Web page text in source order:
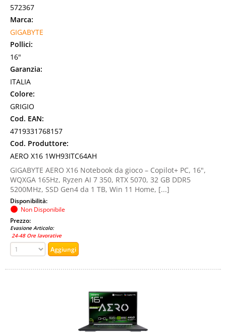
572367
Marca:
GIGABYTE
Pollici:
16"
Garanzia:
ITALIA
Colore:
GRIGIO
Cod. EAN:
4719331768157
Cod. Produttore:
AERO X16 1WH93ITC64AH
GIGABYTE AERO X16 Notebook da gioco – Copilot+ PC, 16",
WQXGA 165Hz, Ryzen AI 7 350, RTX 5070, 32 GB DDR5
5200MHz, SSD Gen4 da 1 TB, Win 11 Home, [...]
Disponibilità:
Non Disponibile
Prezzo:
Evasione Articolo:
24-48 Ore lavorative